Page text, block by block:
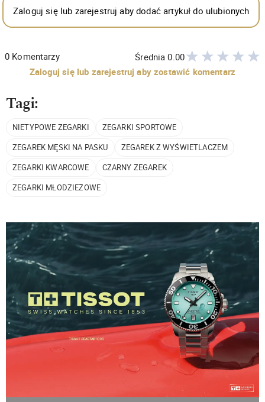
Zaloguj się lub zarejestruj aby dodać artykuł do ulubionych
0 Komentarzy Średnia0.00
Zaloguj się lub zarejestruj aby zostawić komentarz
Tagi:
NIETYPOWE ZEGARKI
ZEGARKI SPORTOWE
ZEGAREK MĘSKI NA PASKU
ZEGAREK Z WYŚWIETLACZEM
ZEGARKI KWARCOWE
CZARNY ZEGAREK
ZEGARKI MŁODZIEŻOWE